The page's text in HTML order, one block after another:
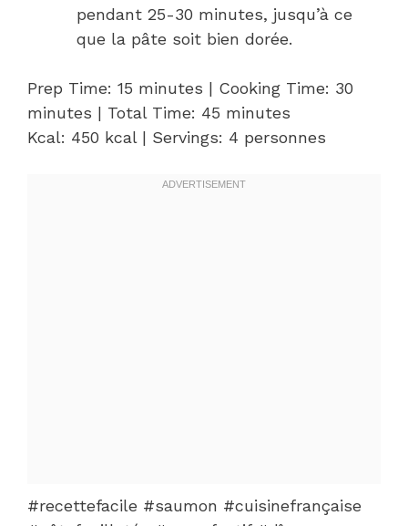
pendant 25-30 minutes, jusqu’à ce
que la pâte soit bien dorée.
Prep Time: 15 minutes | Cooking Time: 30
minutes | Total Time: 45 minutes
Kcal: 450 kcal | Servings: 4 personnes
#recettefacile #saumon #cuisinefrançaise